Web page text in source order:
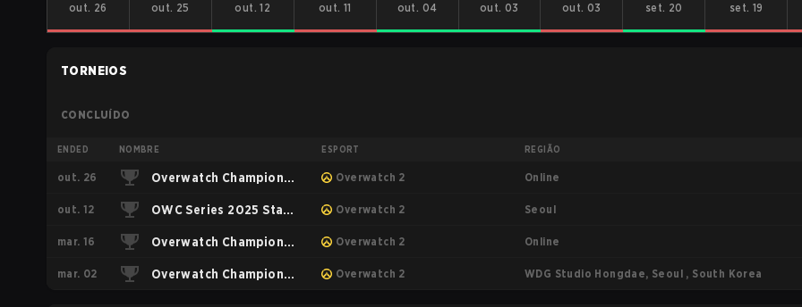
out. 26
out. 25
out. 12
out. 11
out. 04
out. 03
out. 03
set. 20
set. 19
TORNEIOS
CONCLUÍDO
ENDED NOMBRE ESPORT REGIÃO
out. 26 Overwatch Champions
Series 2025 - Korea
Road to World Finals
Overwatch 2 Online
out. 12 OWC Series 2025 Stage
3 Korea
Overwatch 2 Seoul
mar. 16 Overwatch Champions
Series 2025 - Asia
Overwatch 2 Online
mar. 02 Overwatch Champions Overwatch 2 WDG Studio Hongdae, Seoul , South Korea